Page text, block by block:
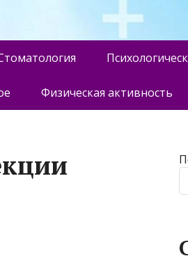
Физическая активность